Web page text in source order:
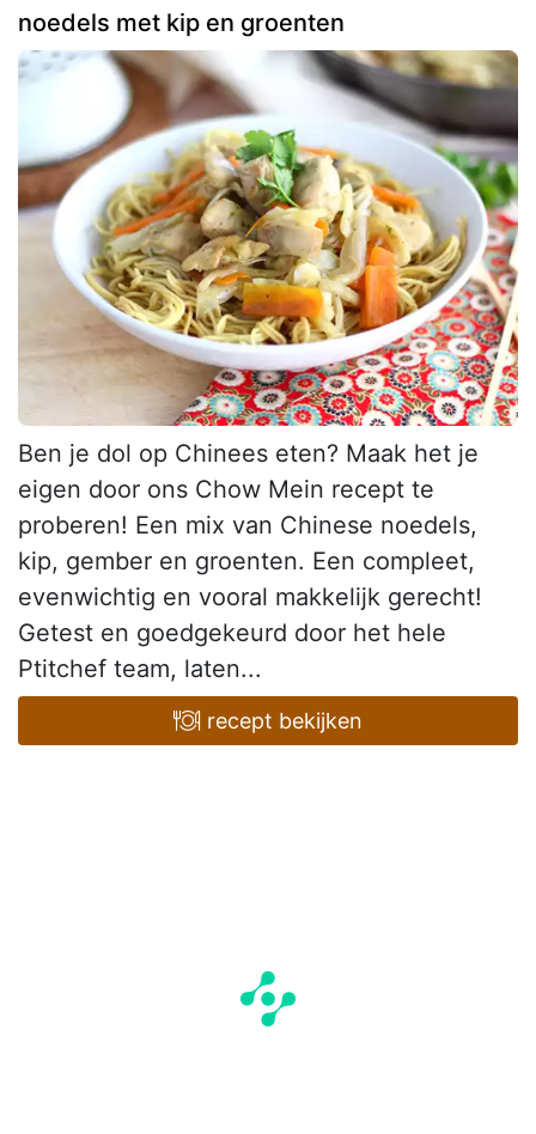
noedels met kip en groenten
Ben je dol op Chinees eten? Maak het je
eigen door ons Chow Mein recept te
proberen! Een mix van Chinese noedels,
kip, gember en groenten. Een compleet,
evenwichtig en vooral makkelijk gerecht!
Getest en goedgekeurd door het hele
Ptitchef team, laten...
recept bekijken